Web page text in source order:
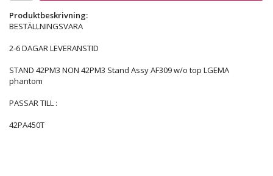
Produktbeskrivning:
BESTÄLLNINGSVARA
2-6 DAGAR LEVERANSTID
STAND 42PM3 NON 42PM3 Stand Assy AF309 w/o top LGEMA
phantom
PASSAR TILL :
42PA450T